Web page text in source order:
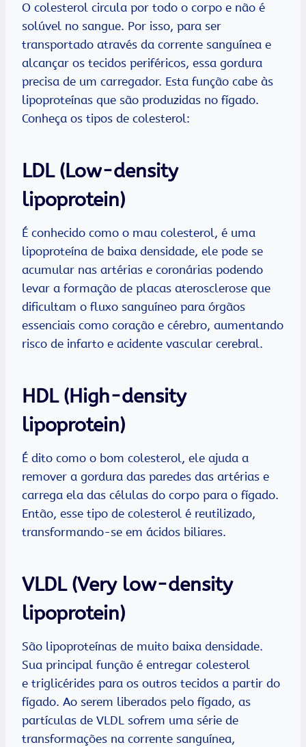
O colesterol circula por todo o corpo e não é
solúvel no sangue. Por isso, para ser
transportado através da corrente sanguínea e
alcançar os tecidos periféricos, essa gordura
precisa de um carregador. Esta função cabe às
lipoproteínas que são produzidas no fígado.
Conheça os tipos de colesterol:
LDL (Low-density
lipoprotein)
É conhecido como o mau colesterol, é uma
lipoproteína de baixa densidade, ele pode se
acumular nas artérias e coronárias podendo
levar a formação de placas aterosclerose que
dificultam o fluxo sanguíneo para órgãos
essenciais como coração e cérebro, aumentando
risco de infarto e acidente vascular cerebral.
HDL (High-density
lipoprotein)
É dito como o bom colesterol, ele ajuda a
remover a gordura das paredes das artérias e
carrega ela das células do corpo para o fígado.
Então, esse tipo de colesterol é reutilizado,
transformando-se em ácidos biliares.
VLDL (Very low-density
lipoprotein)
São lipoproteínas de muito baixa densidade.
Sua principal função é entregar colesterol
e triglicérides para os outros tecidos a partir do
fígado. Ao serem liberados pelo fígado, as
partículas de VLDL sofrem uma série de
transformações na corrente sanguínea,